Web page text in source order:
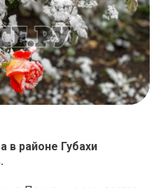
в районе Губахи